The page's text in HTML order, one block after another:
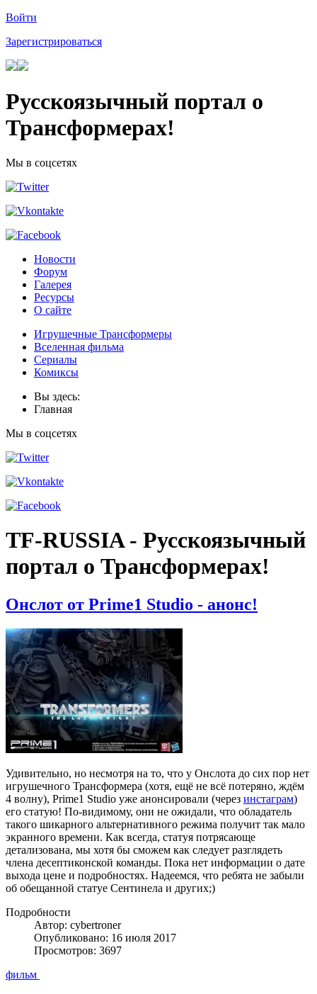
Войти
Зарегистрироваться
Русскоязычный портал о
Трансформерах!
Мы в соцсетях
Новости
Форум
Галерея
Ресурсы
О сайте
Игрушечные Трансформеры
Вселенная фильма
Сериалы
Комиксы
Вы здесь:
Главная
Мы в соцсетях
TF-RUSSIA - Русскоязычный
портал о Трансформерах!
Онслот от Prime1 Studio - анонс!
Удивительно, но несмотря на то, что у Онслота до сих пор нет
игрушечного Трансформера (хотя, ещё не всё потеряно, ждём
4 волну), Prime1 Studio уже анонсировали (через инстаграм)
его статую! По-видимому, они не ожидали, что обладатель
такого шикарного альтернативного режима получит так мало
экранного времени. Как всегда, статуя потрясающе
детализована, мы хотя бы сможем как следует разглядеть
члена десептиконской команды. Пока нет информации о дате
выхода цене и подробностях. Надеемся, что ребята не забыли
об обещанной статуе Сентинела и других;)
Подробности
Автор: cybertroner
Опубликовано: 16 июля 2017
Просмотров: 3697
фильм